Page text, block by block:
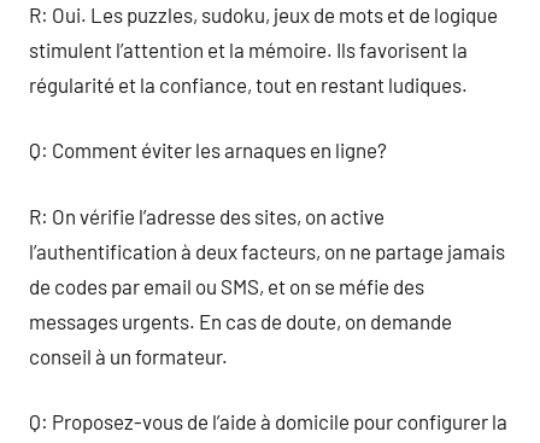
R: Oui. Les puzzles, sudoku, jeux de mots et de logique
stimulent l’attention et la mémoire. Ils favorisent la
régularité et la confiance, tout en restant ludiques.
Q: Comment éviter les arnaques en ligne?
R: On vérifie l’adresse des sites, on active
l’authentification à deux facteurs, on ne partage jamais
de codes par email ou SMS, et on se méfie des
messages urgents. En cas de doute, on demande
conseil à un formateur.
Q: Proposez-vous de l’aide à domicile pour configurer la